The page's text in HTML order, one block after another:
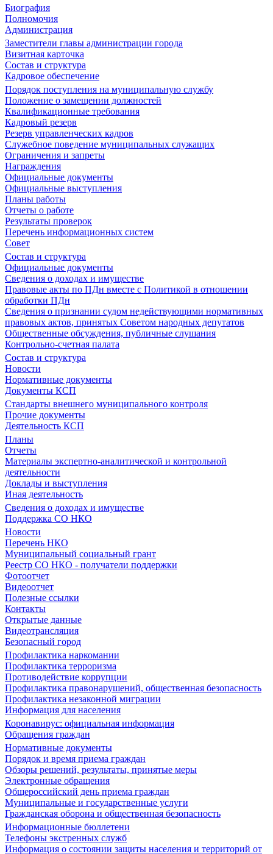
Биография
Полномочия
Администрация
Заместители главы администрации города
Визитная карточка
Состав и структура
Кадровое обеспечение
Порядок поступления на муниципальную службу
Положение о замещении должностей
Квалификационные требования
Кадровый резерв
Резерв управленческих кадров
Служебное поведение муниципальных служащих
Ограничения и запреты
Награждения
Официальные документы
Официальные выступления
Планы работы
Отчеты о работе
Результаты проверок
Перечень информационных систем
Совет
Состав и структура
Официальные документы
Сведения о доходах и имуществе
Правовые акты по ПДн вместе с Политикой в отношении
обработки ПДн
Сведения о признании судом недействующими нормативных
правовых актов, принятых Советом народных депутатов
Общественные обсуждения, публичные слушания
Контрольно-счетная палата
Состав и структура
Новости
Нормативные документы
Документы КСП
Стандарты внешнего муниципального контроля
Прочие документы
Деятельность КСП
Планы
Отчеты
Материалы экспертно-аналитической и контрольной
деятельности
Доклады и выступления
Иная деятельность
Сведения о доходах и имуществе
Поддержка СО НКО
Новости
Перечень НКО
Муниципальный социальный грант
Реестр СО НКО - получатели поддержки
Фотоотчет
Видеоотчет
Полезные ссылки
Контакты
Открытые данные
Видеотрансляция
Безопасный город
Профилактика наркомании
Профилактика терроризма
Противодействие коррупции
Профилактика правонарушений, общественная безопасность
Профилактика незаконной миграции
Информация для населения
Коронавирус: официальная информация
Обращения граждан
Нормативные документы
Порядок и время приема граждан
Обзоры решений, результаты, принятые меры
Электронные обращения
Общероссийский день приема граждан
Муниципальные и государственные услуги
Гражданская оборона и общественная безопасность
Информационные бюллетени
Телефоны экстренных служб
Информация о состоянии защиты населения и территорий от